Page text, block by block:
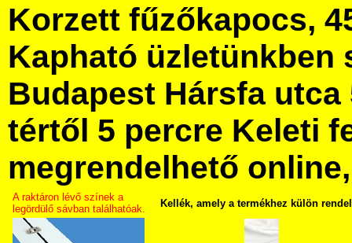
Korzett fűzőkapocs,
Kapható üzletünkben
Budapest Hársfa utca
tértől 5 percre Keleti
megrendelhető
A raktáron lévő színek a
legördülő sávban találhatóak.
Kellék, amely a termékhez külön